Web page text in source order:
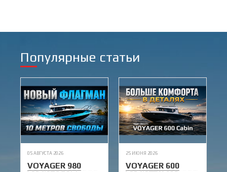
Популярные статьи
05 АВГУСТА 2026
VOYAGER 980
25 ИЮНЯ 2026
VOYAGER 600